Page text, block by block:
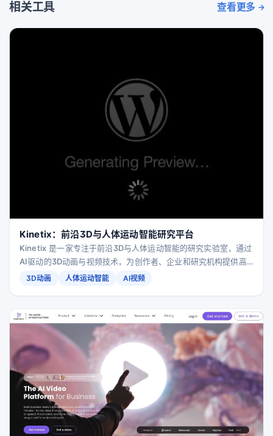
相关工具 查看更多
Kinetix：前沿3D与人体运动智能研究平台
Kinetix 是一家专注于前沿3D与人体运动智能的研究实验室，通过
AI驱动的3D动画与视频技术，为创作者、企业和研究机构提供高
效、智能的人体动作捕捉与生成能力。
3D动画 人体运动智能 AI视频